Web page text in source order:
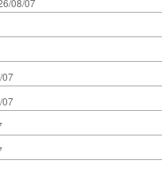
08/07
07
07